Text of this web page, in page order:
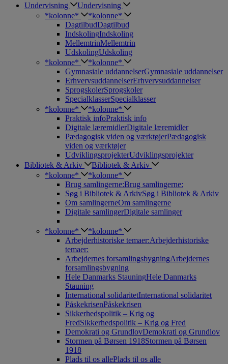
Undervisning
Undervisning
*kolonne*
*kolonne*
DagtilbudDagtilbud
IndskolingIndskoling
MellemtrinMellemtrin
UdskolingUdskoling
*kolonne*
*kolonne*
Gymnasiale uddannelserGymnasiale uddannelser
ErhvervsuddannelserErhvervsuddannelser
SprogskolerSprogskoler
SpecialklasserSpecialklasser
*kolonne*
*kolonne*
Praktisk infoPraktisk info
Digitale læremidlerDigitale læremidler
Pædagogisk viden og værktøjerPædagogisk
viden og værktøjer
UdviklingsprojekterUdviklingsprojekter
Bibliotek & Arkiv
Bibliotek & Arkiv
*kolonne*
*kolonne*
Brug samlingerne:Brug samlingerne:
Søg i Bibliotek & ArkivSøg i Bibliotek & Arkiv
Om samlingerneOm samlingerne
Digitale samlingerDigitale samlinger
*kolonne*
*kolonne*
Arbejderhistoriske temaer:Arbejderhistoriske
temaer:
Arbejdernes forsamlingsbygningArbejdernes
forsamlingsbygning
Hele Danmarks StauningHele Danmarks
Stauning
International solidaritetInternational solidaritet
PåskekrisenPåskekrisen
Sikkerhedspolitik – Krig og
FredSikkerhedspolitik – Krig og Fred
Demokrati og GrundlovDemokrati og Grundlov
Stormen på Børsen 1918Stormen på Børsen
1918
Plads til os allePlads til os alle